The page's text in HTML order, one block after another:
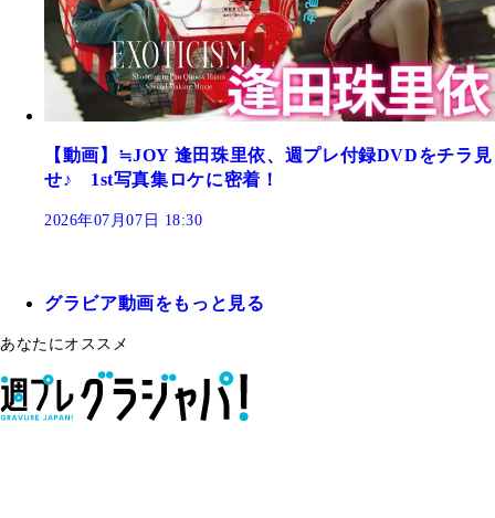
【動画】≒JOY 逢田珠里依、週プレ付録DVDをチラ見
せ♪ 1st写真集ロケに密着！
2026年07月07日 18:30
グラビア動画をもっと見る
あなたにオススメ